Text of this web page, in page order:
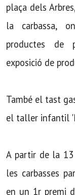
plaça dels
la carbassa,
productes de
exposició de
També el tast
el taller infantil
A partir de la
les carbasses
en un 1r premi